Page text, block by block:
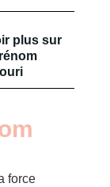
plus sur
force